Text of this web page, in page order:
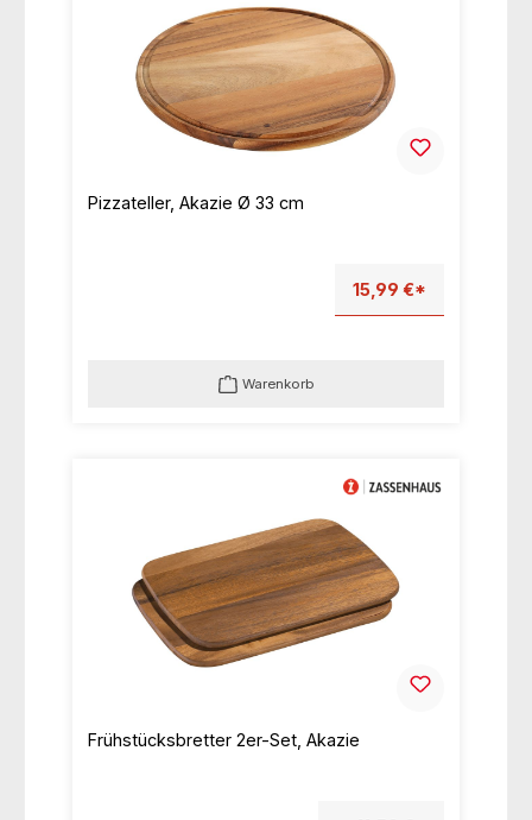
Pizzateller, Akazie Ø 33 cm
15,99 €*
Warenkorb
Frühstücksbretter 2er-Set, Akazie